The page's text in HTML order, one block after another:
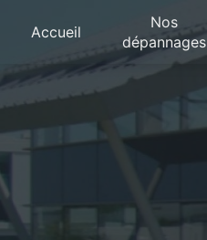
Accueil
Nos
dépannages